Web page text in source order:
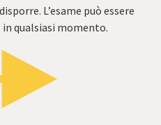
L’esame può essere
qualsiasi momento.